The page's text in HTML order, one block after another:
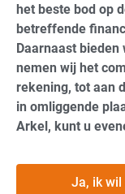
het beste bod op
betreffende
Daarnaast
nemen wij het
rekening, tot aan
in omliggende
Arkel, kunt u
Ja, ik wil